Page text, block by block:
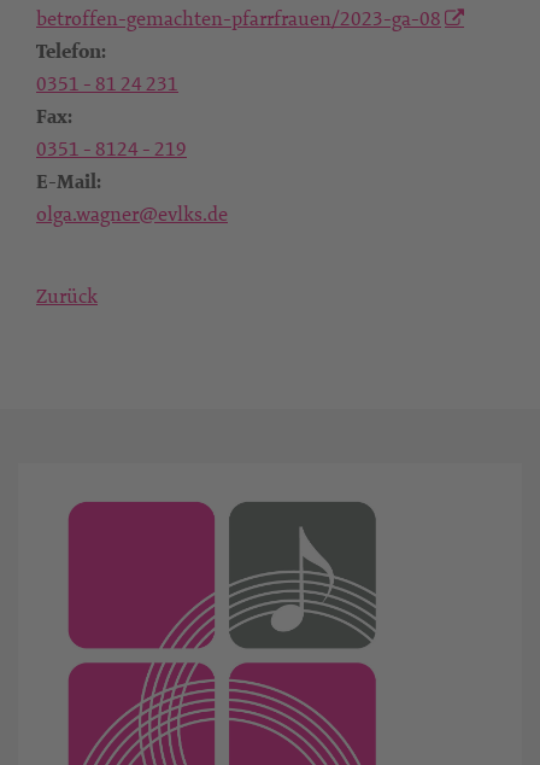
betroffen-gemachten-pfarrfrauen/2023-ga-08
Telefon:
0351 - 81 24 231
Fax:
0351 - 8124 - 219
E-Mail:
olga.wagner@evlks.de
Zurück